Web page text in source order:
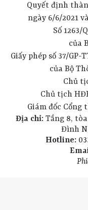
Quyết định
ngày 6/6/2021
Số 1263/
của
Giấy phép số 37/GP-
của Bộ
Chủ
Chủ tịch
Giám đốc Cổng
Địa chỉ: Tầng 8,
Đình
Hotline: